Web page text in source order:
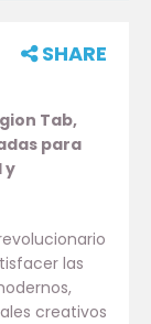
SHARE
Tab,
para
y
las
creativos